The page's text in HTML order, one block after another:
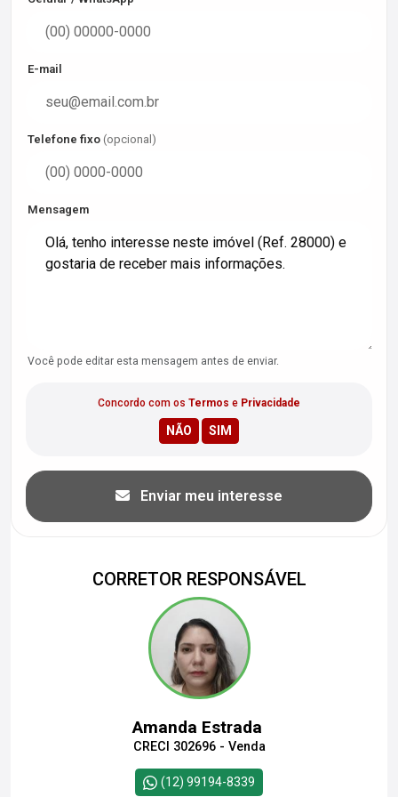
E-mail
Telefone fixo (opcional)
Mensagem
Você pode editar esta mensagem antes de enviar.
Concordo com os Termos e Privacidade
Enviar meu interesse
CORRETOR RESPONSÁVEL
Amanda Estrada
CRECI 302696 - Venda
(12) 99194-8339